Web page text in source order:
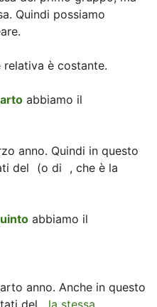
Quindi possiamo
è costante.
abbiamo il
anno. Quindi in questo
del
(o di
, che è la
abbiamo il
anno. Anche in questo